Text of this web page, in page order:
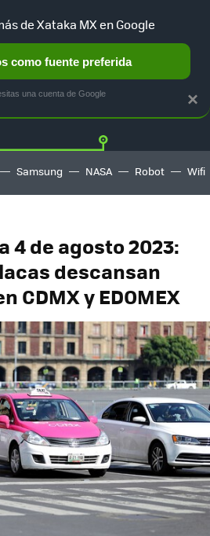
ELECTRICO Twitter
Samsung NASA Robot Wifi
4 de agosto 2023:
descansan
CDMX y EDOMEX
×
de Xataka MX en Google
como fuente preferida
una cuenta de Google